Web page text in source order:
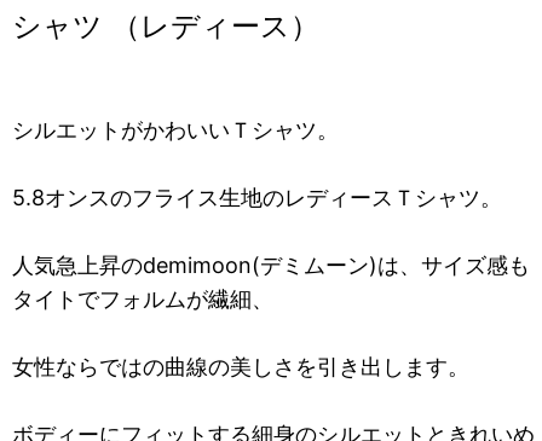
シャツ （レディース）
シルエットがかわいいＴシャツ。
5.8オンスのフライス生地のレディースＴシャツ。
人気急上昇のdemimoon(デミムーン)は、サイズ感も
タイトでフォルムが繊細、
女性ならではの曲線の美しさを引き出します。
ボディーにフィットする細身のシルエットときれいめ